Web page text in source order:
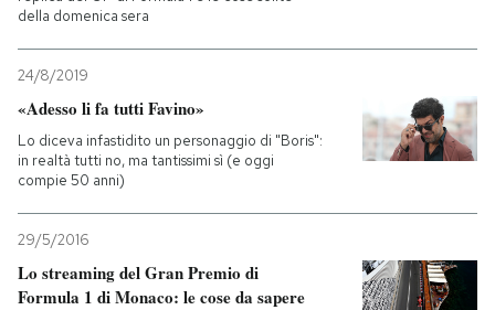
della domenica sera
24/8/2019
«Adesso li fa tutti Favino»
Lo diceva infastidito un personaggio di "Boris":
in realtà tutti no, ma tantissimi sì (e oggi
compie 50 anni)
29/5/2016
Lo streaming del Gran Premio di
Formula 1 di Monaco: le cose da sapere